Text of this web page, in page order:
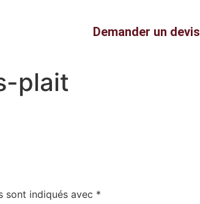
Demander un devis
plait
sont indiqués avec *